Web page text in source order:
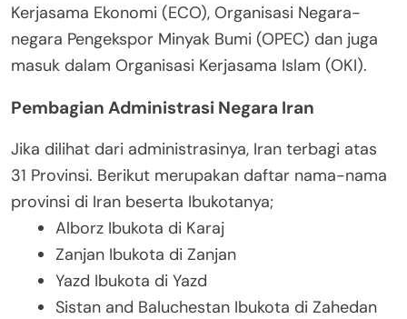
Kerjasama Ekonomi (ECO), Organisasi Negara-
negara Pengekspor Minyak Bumi (OPEC) dan juga
masuk dalam Organisasi Kerjasama Islam (OKI).
Pembagian Administrasi Negara Iran
Jika dilihat dari administrasinya, Iran terbagi atas
31 Provinsi. Berikut merupakan daftar nama-nama
provinsi di Iran beserta Ibukotanya;
Alborz Ibukota di Karaj
Zanjan Ibukota di Zanjan
Yazd Ibukota di Yazd
Sistan and Baluchestan Ibukota di Zahedan